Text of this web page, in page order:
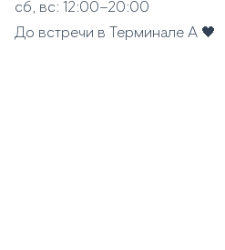
сб, вс: 12:00–20:00
До встречи в Терминале А 🖤